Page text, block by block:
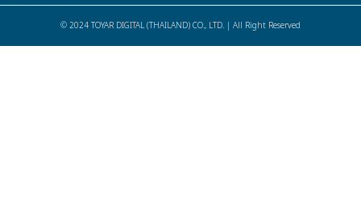
© 2024 TOYAR DIGITAL (THAILAND) CO., LTD. | All Right Reserved